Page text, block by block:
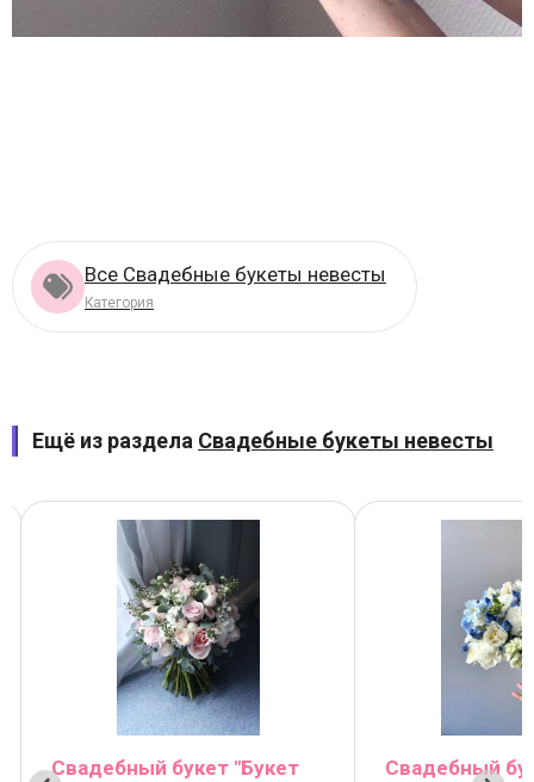
Все Свадебные букеты невесты
Категория
Ещё из раздела Свадебные букеты невесты
Свадебный букет "Букет
Свадебный